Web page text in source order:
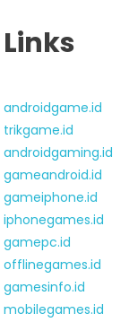
Links
androidgame.id
trikgame.id
androidgaming.id
gameandroid.id
gameiphone.id
iphonegames.id
gamepc.id
offlinegames.id
gamesinfo.id
mobilegames.id